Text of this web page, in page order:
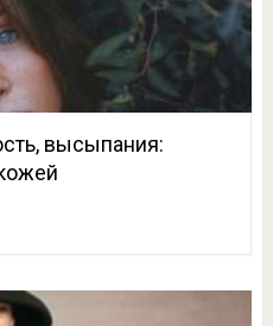
высыпания: